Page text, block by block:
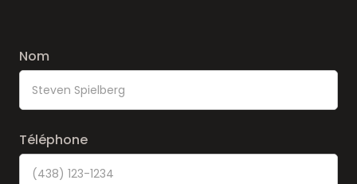
Nom
Téléphone